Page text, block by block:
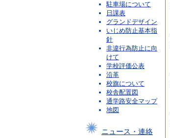
駐車場について
日課表
グランドデザイン
いじめ防止基本指
針
非違行為防止に向
けて
学校評価公表
沿革
校旗について
校舎配置図
通学路安全マップ
地図
ニュース・連絡